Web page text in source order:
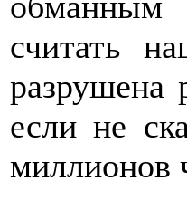
считать
разрушена
если не
миллионов